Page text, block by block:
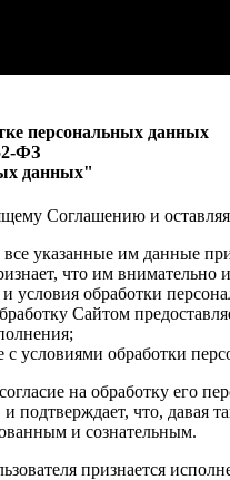
персональных данных
ФЗ
данных"
Соглашению и
все указанные им данные
что им
условия обработки
Сайтом
с условиями обработки
согласие на обработку его
подтверждает, что, давая
и сознательным.
признается